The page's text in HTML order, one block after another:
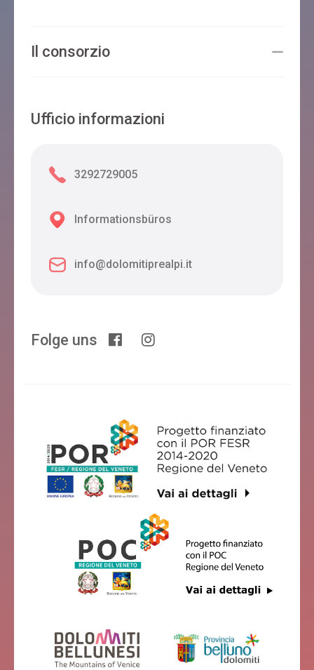
Il consorzio
Ufficio informazioni
3292729005
Informationsbüros
info@dolomitiprealpi.it
Folge uns